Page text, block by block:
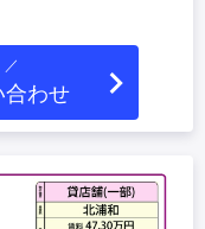
／
合わせ